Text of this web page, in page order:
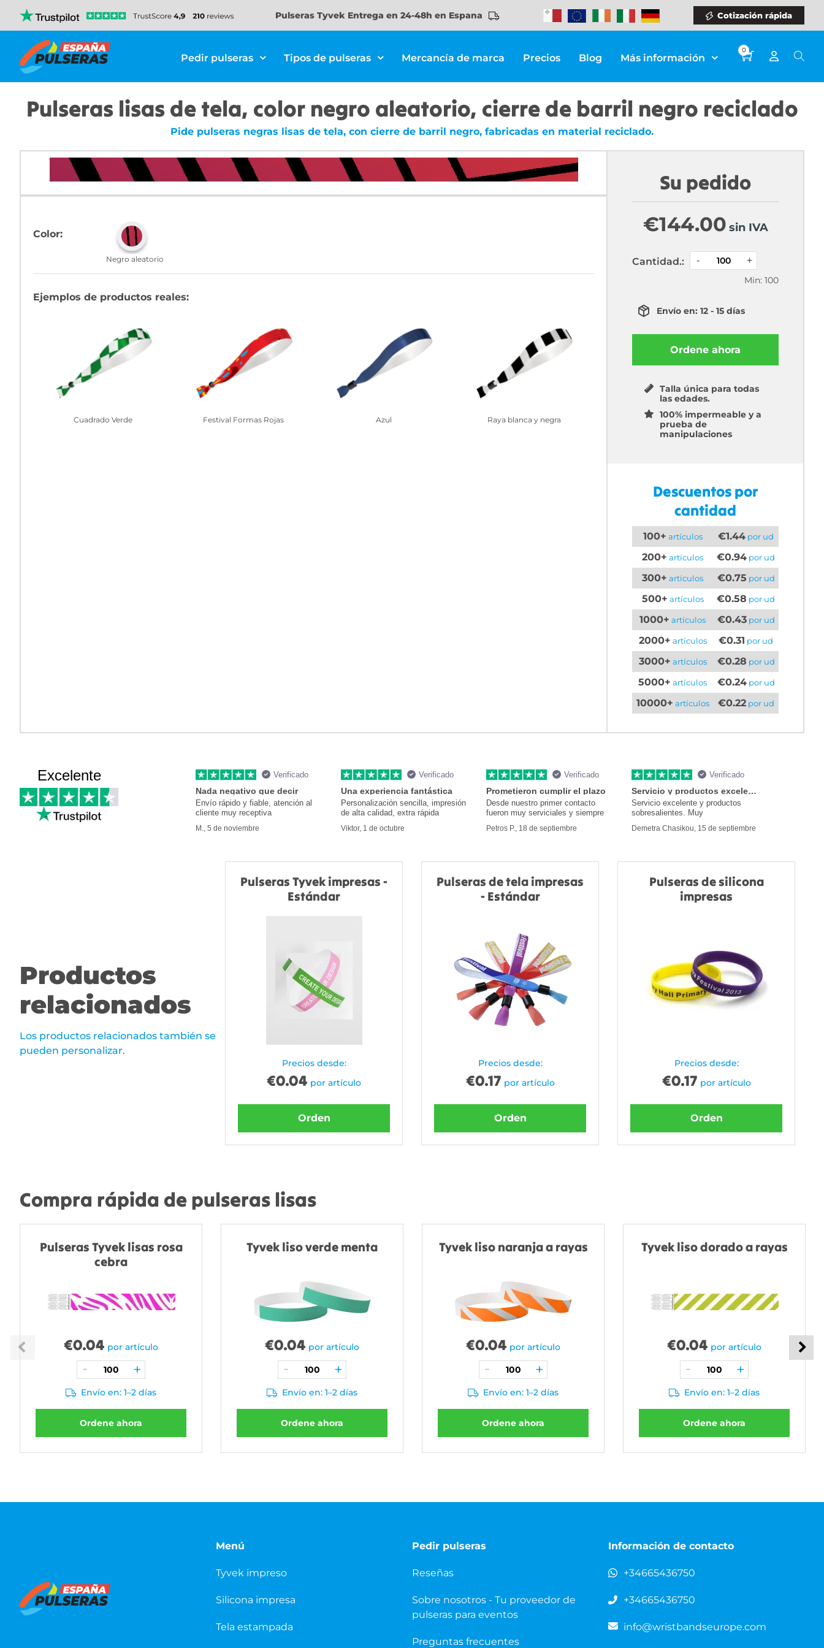
Pulseras Tyvek Entrega en 24-48h en Espana Cotización rápida
Pedir pulseras Tipos de pulseras Mercancía de marca Precios Blog Más información
0
Pulseras lisas de tela, color negro aleatorio, cierre de barril negro reciclado
Pide pulseras negras lisas de tela, con cierre de barril negro, fabricadas en material reciclado.
Color:
Negro aleatorio
Ejemplos de productos reales:
Cuadrado Verde Festival Formas Rojas Azul Raya blanca y negra
Su pedido
€144.00 sin IVA
Cantidad.:
Min: 100
Envío en: 12 - 15 días
Ordene ahora
Talla única para todas
las edades.
100% impermeable y a
prueba de
manipulaciones
Descuentos por
cantidad
100+ artículos €1.44 por ud
200+ artículos €0.94 por ud
300+ artículos €0.75 por ud
500+ artículos €0.58 por ud
1000+ artículos €0.43por ud
2000+ artículos €0.31 por ud
3000+ artículos €0.28 por ud
5000+ artículos €0.24por ud
10000+ artículos €0.22por ud
Excelente Verificado
Nada negativo que decir
Envío rápido y fiable, atención al
cliente muy receptiva
M., 5 de noviembre
Verificado
Una experiencia fantástica
Personalización sencilla, impresión
de alta calidad, extra rápida
Viktor, 1 de octubre
Verificado
Prometieron cumplir el plazo
Desde nuestro primer contacto
fueron muy serviciales y siempre
Petros P., 18 de septiembre
Verificado
Servicio y productos excelentes
Servicio excelente y productos
sobresalientes. Muy
Demetra Chasikou, 15 de septiembre
Productos
relacionados
Los productos relacionados también se
pueden personalizar.
Pulseras Tyvek impresas -
Estándar
Precios desde:
€0.04 por artículo
Orden
Pulseras de tela impresas
- Estándar
Precios desde:
€0.17 por artículo
Orden
Pulseras de silicona
impresas
Precios desde:
€0.17 por artículo
Orden
Compra rápida de pulseras lisas
Pulseras Tyvek lisas rosa
cebra
€0.04 por artículo
Envío en: 1–2 días
Ordene ahora
Tyvek liso verde menta
€0.04 por artículo
Envío en: 1–2 días
Ordene ahora
Tyvek liso naranja a rayas
€0.04 por artículo
Envío en: 1–2 días
Ordene ahora
Tyvek liso dorado a rayas
€0.04 por artículo
Envío en: 1–2 días
Ordene ahora
Menú
Tyvek impreso
Silicona impresa
Tela estampada
Pedir pulseras
Reseñas
Sobre nosotros - Tu proveedor de
pulseras para eventos
Preguntas frecuentes
Información de contacto
+34665436750
+34665436750
info@wristbandseurope.com